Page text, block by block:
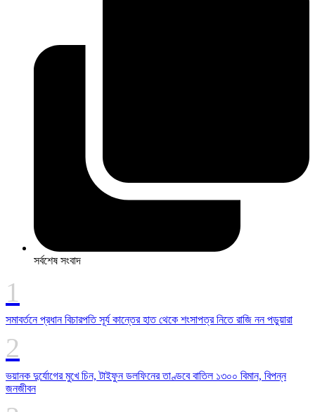
সর্বশেষ সংবাদ
সমাবর্তনে প্রধান বিচারপতি সূর্য কান্তের হাত থেকে শংসাপত্র নিতে রাজি নন পড়ুয়ারা
ভয়ানক দুর্যোগের মুখে চিন, টাইফুন ডলফিনের তাণ্ডবে বাতিল ১৩০০ বিমান, বিপন্ন
জনজীবন